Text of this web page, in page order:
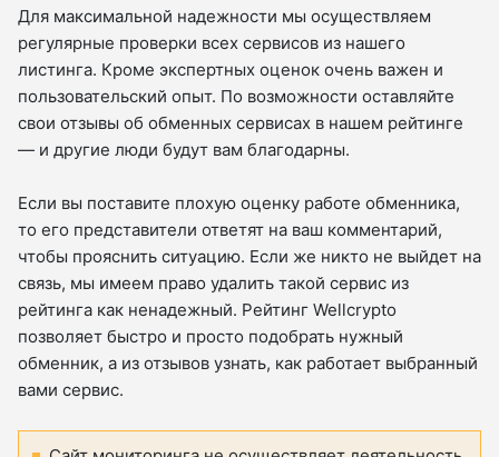
Для максимальной надежности мы осуществляем
регулярные проверки всех сервисов из нашего
листинга. Кроме экспертных оценок очень важен и
пользовательский опыт. По возможности оставляйте
свои отзывы об обменных сервисах в нашем рейтинге
— и другие люди будут вам благодарны.
Если вы поставите плохую оценку работе обменника,
то его представители ответят на ваш комментарий,
чтобы прояснить ситуацию. Если же никто не выйдет на
связь, мы имеем право удалить такой сервис из
рейтинга как ненадежный. Рейтинг Wellcrypto
позволяет быстро и просто подобрать нужный
обменник, а из отзывов узнать, как работает выбранный
вами сервис.